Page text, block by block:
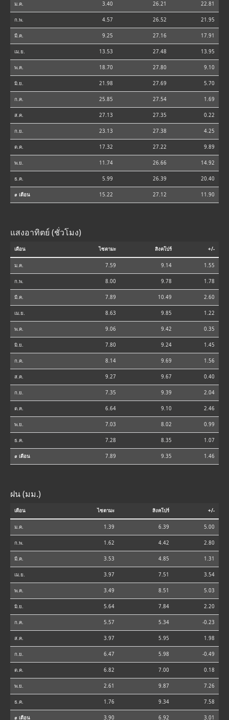
ม.ค. 3.40 26.21 22.81
ก.พ. 4.57 26.52 21.95
มี.ค. 9.25 27.16 17.91
เม.ย. 13.53 27.48 13.95
พ.ค. 18.70 27.80 9.10
มิ.ย. 21.98 27.69 5.70
ก.ค. 25.85 27.54 1.69
ส.ค. 27.13 27.35 0.22
ก.ย. 23.13 27.38 4.25
ต.ค. 17.32 27.22 9.89
พ.ย. 11.74 26.66 14.92
ธ.ค. 5.99 26.39 20.40
⌀ เดือน 15.22 27.12 11.90
แสงอาทิตย์ (ชั่วโมง)
เดือน ไซตามะ สิงคโปร์ +/-
ม.ค. 7.59 9.14 1.55
ก.พ. 8.00 9.78 1.78
มี.ค. 7.89 10.49 2.60
เม.ย. 8.63 9.85 1.22
พ.ค. 9.06 9.42 0.35
มิ.ย. 7.80 9.24 1.45
ก.ค. 8.14 9.69 1.56
ส.ค. 9.27 9.67 0.40
ก.ย. 7.35 9.39 2.04
ต.ค. 6.64 9.10 2.46
พ.ย. 7.03 8.02 0.99
ธ.ค. 7.28 8.35 1.07
⌀ เดือน 7.89 9.35 1.46
ฝน (มม.)
เดือน ไซตามะ สิงคโปร์ +/-
ม.ค. 1.39 6.39 5.00
ก.พ. 1.62 4.42 2.80
มี.ค. 3.53 4.85 1.31
เม.ย. 3.97 7.51 3.54
พ.ค. 3.49 8.51 5.03
มิ.ย. 5.64 7.84 2.20
ก.ค. 5.57 5.34 -0.23
ส.ค. 3.97 5.95 1.98
ก.ย. 6.47 5.98 -0.49
ต.ค. 6.82 7.00 0.18
พ.ย. 2.61 9.87 7.26
ธ.ค. 1.76 9.34 7.58
⌀ เดือน 3.90 6.92 3.01